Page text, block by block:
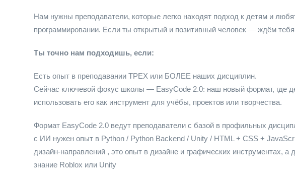
Нам нужны преподаватели, которые легко находят подход к детям и
программировании. Если ты открытый и позитивный человек — ждём
Ты точно нам подходишь, если:
Есть опыт в преподавании ТРЕХ или БОЛЕЕ наших дисциплин.
Сейчас ключевой фокус школы — EasyCode 2.0: наш новый формат, где
использовать его как инструмент для учёбы, проектов или творчества.
Формат EasyCode 2.0 ведут преподаватели с базой в профильных
с ИИ нужен опыт в Python / Python Backend / Unity / HTML + CSS +
дизайн-направлений , это опыт в дизайне и графических инструментах,
знание Roblox или Unity